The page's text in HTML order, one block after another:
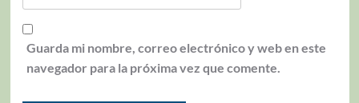
Guarda mi nombre, correo electrónico y web en este
navegador para la próxima vez que comente.